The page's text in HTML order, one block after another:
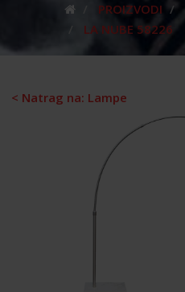
PROIZVODI
LA NUBE 58226
< Natrag na: Lampe